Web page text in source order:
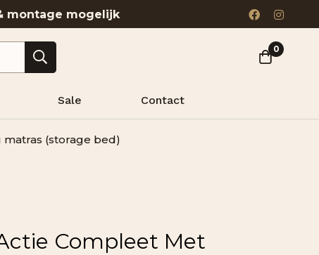
montage mogelijk
0
Sale Contact
(storage bed)
Compleet Met